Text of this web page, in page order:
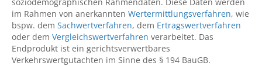
im Rahmen von anerkannten Wertermittlungsverfahren, wie
bspw. dem Sachwertverfahren, dem Ertragswertverfahren
oder dem Vergleichswertverfahren verarbeitet. Das
Endprodukt ist ein gerichtsverwertbares
Verkehrswertgutachten im Sinne des § 194 BauGB.